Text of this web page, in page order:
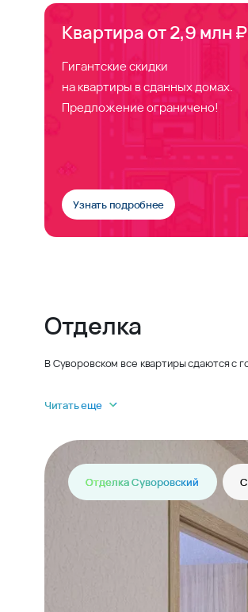
Квартира от 2,9 млн
Гигантские скидки
на квартиры в сданных домах.
Предложение ограничено!
Узнать подробнее
Отделка
В Суворовском все квартиры сдаются с
Читать еще
Отделка Суворовский